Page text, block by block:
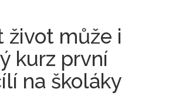
život může i
kurz první
na školáky